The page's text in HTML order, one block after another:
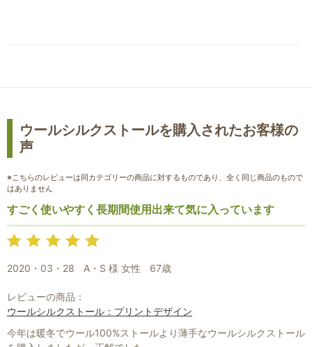
ウールシルクストールを購入されたお客様の
声
※こちらのレビューは同カテゴリーの商品に対するものであり、全く同じ商品のもので
はありません
すごく使いやすく長期間使用出来て気に入っています
2020・03・28 A・S 様 女性 67歳
レビューの商品：
ウールシルクストール：プリントデザイン
今年は暖冬でウール100%ストールより薄手なウールシルクストール